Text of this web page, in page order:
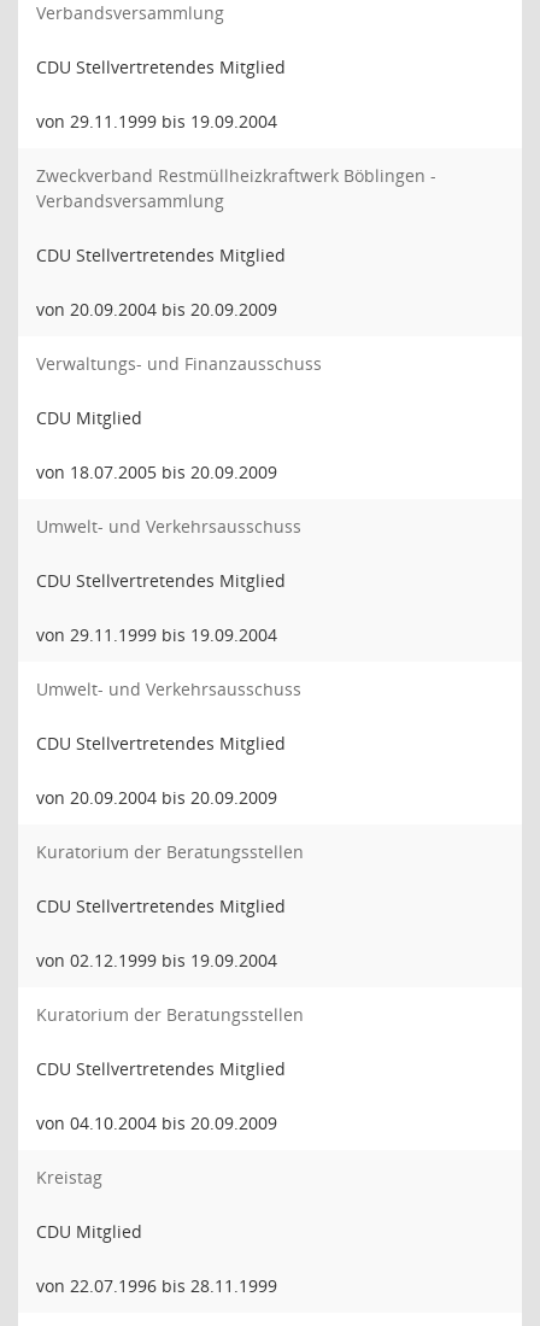
Verbandsversammlung
CDU Stellvertretendes Mitglied
von 29.11.1999 bis 19.09.2004
Zweckverband Restmüllheizkraftwerk Böblingen -
Verbandsversammlung
CDU Stellvertretendes Mitglied
von 20.09.2004 bis 20.09.2009
Verwaltungs- und Finanzausschuss
CDU Mitglied
von 18.07.2005 bis 20.09.2009
Umwelt- und Verkehrsausschuss
CDU Stellvertretendes Mitglied
von 29.11.1999 bis 19.09.2004
Umwelt- und Verkehrsausschuss
CDU Stellvertretendes Mitglied
von 20.09.2004 bis 20.09.2009
Kuratorium der Beratungsstellen
CDU Stellvertretendes Mitglied
von 02.12.1999 bis 19.09.2004
Kuratorium der Beratungsstellen
CDU Stellvertretendes Mitglied
von 04.10.2004 bis 20.09.2009
Kreistag
CDU Mitglied
von 22.07.1996 bis 28.11.1999